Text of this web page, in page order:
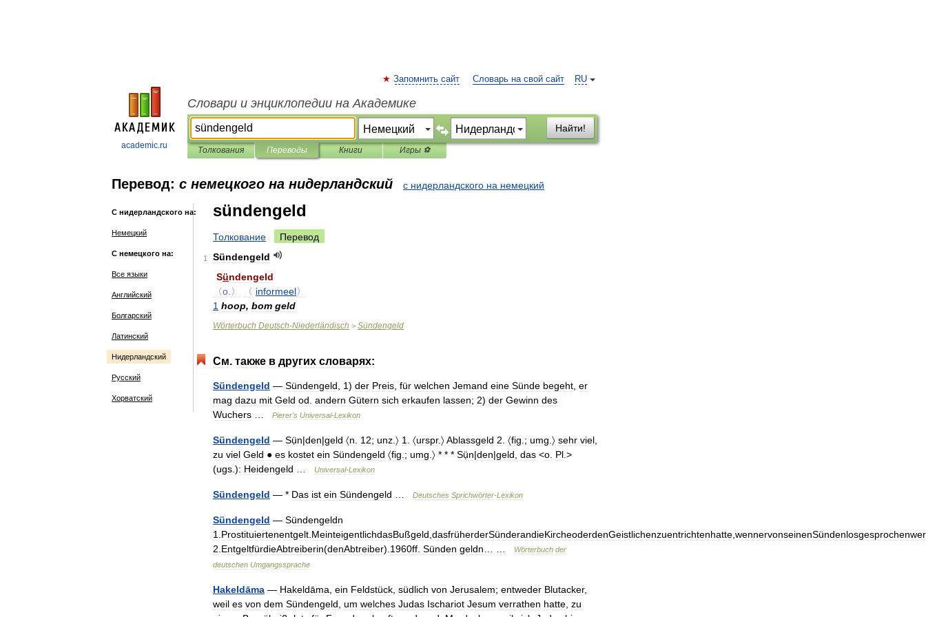
academic.ru
RU
Запомнить сайт Словарь на свой сайт
Словари и энциклопедии на Академике
Найти!
Толкования Переводы Книги Игры ⚽
Перевод: с немецкого на нидерландский с нидерландского на немецкий
С нидерландского на:
Немецкий
С немецкого на:
Все языки
Английский
Болгарский
Латинский
Нидерландский
Русский
Хорватский
sündengeld
Толкование Перевод
1
Sündengeld
Sündengeld
〈o 〉 〈 informeel〉
1 hoop, bom geld
Wörterbuch Deutsch-Niederländisch > Sündengeld
См. также в других словарях:
Sündengeld — Sündengeld 1) der Preis für welchen Jemand eine Sünde begeht er
mag dazu mit Geld od andern Gütern sich erkaufen lassen; 2) der Gewinn des
Wuchers
Pierer's Universal-Lexikon
Sündengeld — Sụ̈n|den|geld 〈n 12; unz 〉 1 〈urspr.〉Ablassgeld 2 〈fig .; umg 〉 sehr viel
zu viel Geld ● es kostet ein Sündengeld 〈fig .; umg 〉 * * * Sụ̈n|den|geld das <o Pl .>
(ugs .): Heidengeld Universal-Lexikon
Sündengeld — * Das ist ein Sündengeld Deutsches Sprichwörter-Lexikon
Sündengeld — Sündengeldn
1 Prostituiertenentgelt MeinteigentlichdasBußgeld dasfrüherderSünderandieKircheoderdenGeistlichenzuentrichtenhatte
2 EntgeltfürdieAbtreiberin(denAbtreiber). 1960ff Sünden geldn Wörterbuch der
deutschen Umgangssprache
Hakeldāma — Hakeldāma ein Feldstück südlich von Jerusalem; entweder Blutacker,
weil es von dem Sündengeld um welches Judas Ischariot Jesum verrathen hatte zu